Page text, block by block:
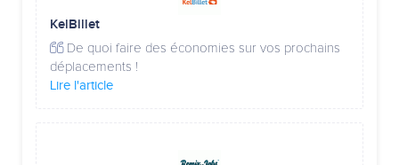
KelBillet
De quoi faire des économies sur vos prochains
déplacements !
Lire l'article